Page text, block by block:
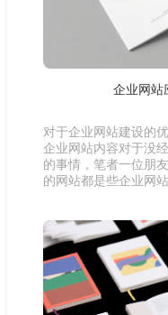
企业网站
对于企业网站建设的
企业网站内容对于没
的事情，笔者一位朋
的网站都是些企业网